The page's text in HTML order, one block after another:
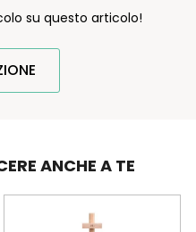
su questo articolo!
ANCHE A TE